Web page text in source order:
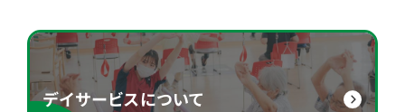
デイサービスについて